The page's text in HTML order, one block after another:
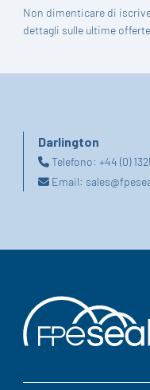
Non dimenticare di
dettagli sulle ultime
Darlington
Telefono:+44 (0)
Email: